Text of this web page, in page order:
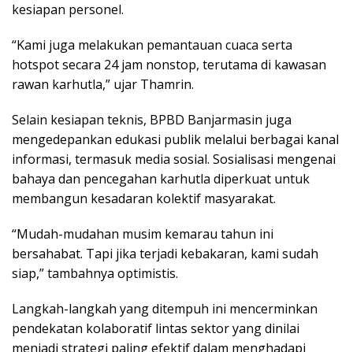
kesiapan personel.
“Kami juga melakukan pemantauan cuaca serta
hotspot secara 24 jam nonstop, terutama di kawasan
rawan karhutla,” ujar Thamrin.
Selain kesiapan teknis, BPBD Banjarmasin juga
mengedepankan edukasi publik melalui berbagai kanal
informasi, termasuk media sosial. Sosialisasi mengenai
bahaya dan pencegahan karhutla diperkuat untuk
membangun kesadaran kolektif masyarakat.
“Mudah-mudahan musim kemarau tahun ini
bersahabat. Tapi jika terjadi kebakaran, kami sudah
siap,” tambahnya optimistis.
Langkah-langkah yang ditempuh ini mencerminkan
pendekatan kolaboratif lintas sektor yang dinilai
menjadi strategi paling efektif dalam menghadapi